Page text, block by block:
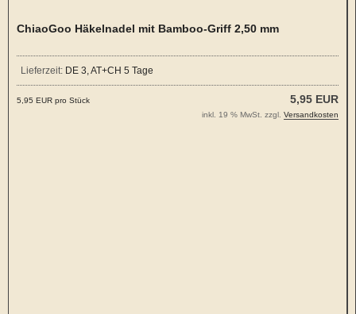
ChiaoGoo Häkelnadel mit Bamboo-Griff 2,50 mm
Lieferzeit: DE 3, AT+CH 5 Tage
5,95 EUR
5,95 EUR pro Stück
inkl. 19 % MwSt. zzgl. Versandkosten